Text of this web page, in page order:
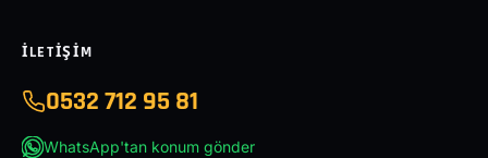
İLETIŞIM
0532 712 95 81
WhatsApp'tan konum gönder